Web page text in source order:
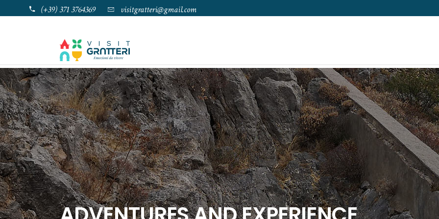
(+39) 371 3764369 visitgratteri@gmail.com